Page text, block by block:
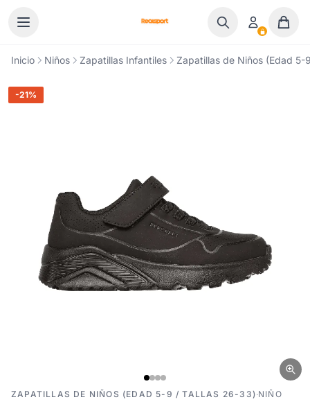
Inicio Niños Zapatillas Infantiles Zapatillas de Niños (Edad
-21%
ZAPATILLAS DE NIÑOS (EDAD 5-9 / TALLAS 26-33)·NIÑO